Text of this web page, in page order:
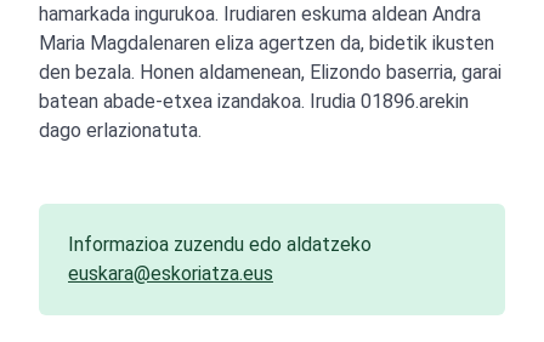
hamarkada ingurukoa. Irudiaren eskuma aldean Andra
Maria Magdalenaren eliza agertzen da, bidetik ikusten
den bezala. Honen aldamenean, Elizondo baserria, garai
batean abade-etxea izandakoa. Irudia 01896.arekin
dago erlazionatuta.
Informazioa zuzendu edo aldatzeko
euskara@eskoriatza.eus